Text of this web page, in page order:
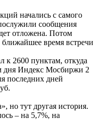
начались с самого
сообщения
отложена. Потом
время встречи
к 2600 пунктам, откуда
дня Индекс Мосбиржи 2
последних дней
но тут другая история.
– на 5,7%, на